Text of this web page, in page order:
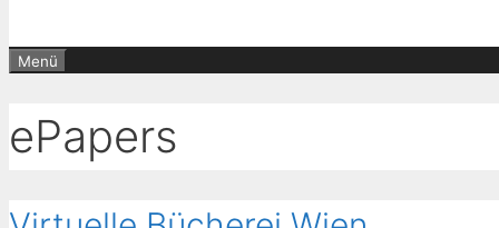
Menü
ePapers